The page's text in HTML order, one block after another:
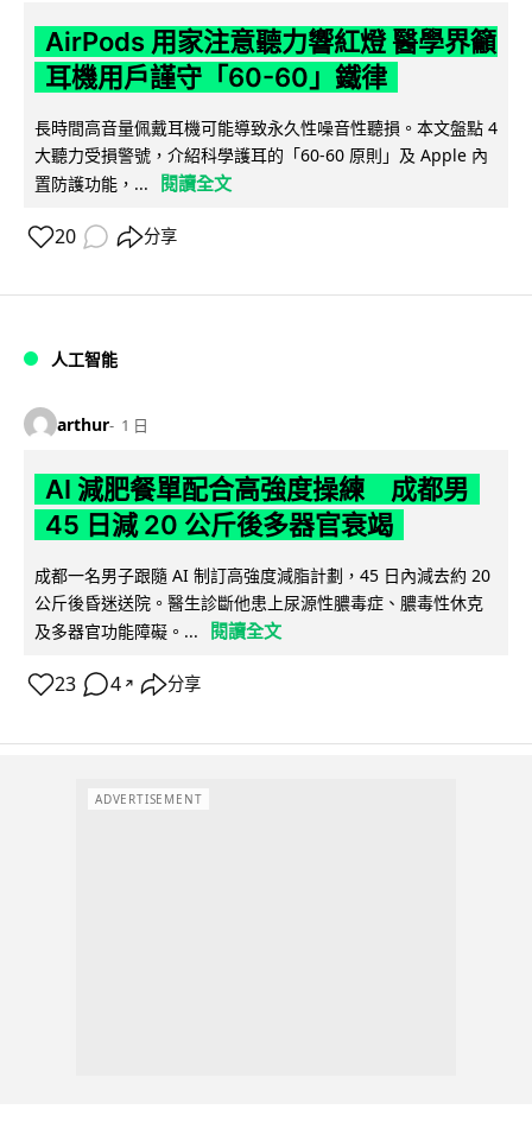
AirPods 用家注意聽力響紅燈 醫學界籲
耳機用戶謹守「60-60」鐵律
長時間高音量佩戴耳機可能導致永久性噪音性聽損。本文盤點 4
大聽力受損警號，介紹科學護耳的「60-60 原則」及 Apple 內
置防護功能，...
閱讀全文
20 分享
人工智能
arthur 1 日
AI 減肥餐單配合高強度操練 成都男
45 日減 20 公斤後多器官衰竭
成都一名男子跟隨 AI 制訂高強度減脂計劃，45 日內減去約 20
公斤後昏迷送院。醫生診斷他患上尿源性膿毒症、膿毒性休克
及多器官功能障礙。...
閱讀全文
23 4 ↗ 分享
ADVERTISEMENT